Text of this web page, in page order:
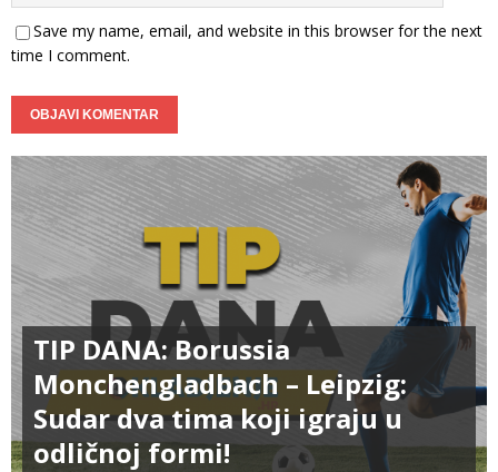
Save my name, email, and website in this browser for the next
time I comment.
TIP DANA: Borussia
Monchengladbach – Leipzig:
Sudar dva tima koji igraju u
odličnoj formi!